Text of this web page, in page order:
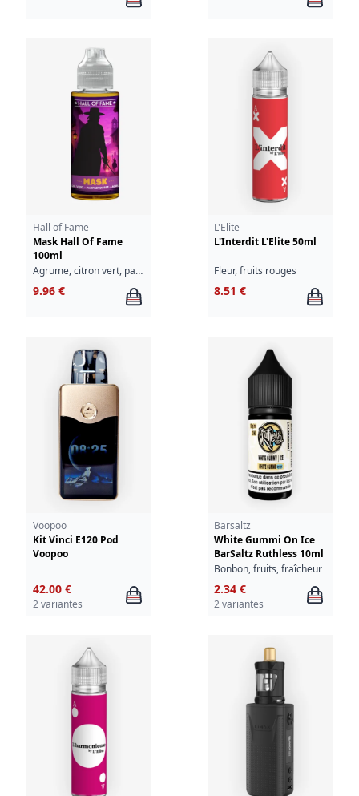
Hall of Fame
Mask Hall Of Fame
100ml
Agrume, citron vert, pamplemousse
9.96 €
L'Elite
L'Interdit L'Elite 50ml
Fleur, fruits rouges
8.51 €
Voopoo
Kit Vinci E120 Pod
Voopoo
42.00 €
2 variantes
Barsaltz
White Gummi On Ice
BarSaltz Ruthless 10ml
Bonbon, fruits, fraîcheur
2.34 €
2 variantes